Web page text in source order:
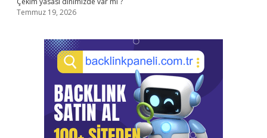
Temmuz 19, 2026